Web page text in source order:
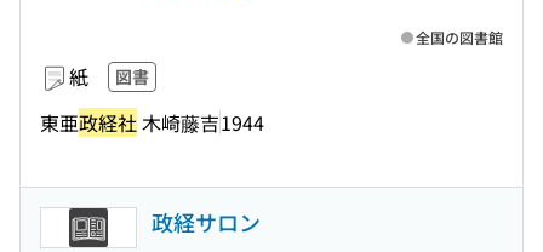
紙 図書
東亜政経社木崎藤吉1944
全国の図書館
政経サロン